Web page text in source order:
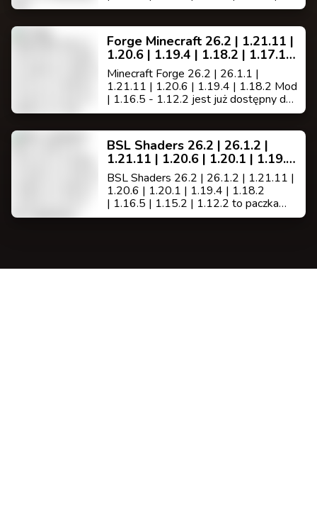
1.7.10 jest modem do minecrafta
gry,(posiada wbudowane wsparcie
dla HD tekstur, czcionek HD i
BetterGrass, nie
wymaga MCPatcher ).
Forge Minecraft 26.2 | 1.21.11 |
1.20.6 | 1.19.4 | 1.18.2 | 1.17.1 |
1.16.5 | 1.13.2 | 1.12.2 | 1.8.9 |
1.7.10
Minecraft Forge 26.2 | 26.1.1 |
1.21.11 | 1.20.6 | 1.19.4 | 1.18.2 Mod
| 1.16.5 - 1.12.2 jest już dostępny do
pobrania. Forge jest modem
bardzo dużo modów i w większości
wymagany na serwerach bukkit z
modami.
BSL Shaders 26.2 | 26.1.2 |
1.21.11 | 1.20.6 | 1.20.1 | 1.19.4
| 1.18.2 | 1.16.5 | 1.15.2 | 1.12.2
od Capttatsu
BSL Shaders 26.2 | 26.1.2 | 1.21.11 |
1.20.6 | 1.20.1 | 1.19.4 | 1.18.2
| 1.16.5 | 1.15.2 | 1.12.2 to paczka
shaderów dla Minecraft: Edycja Java